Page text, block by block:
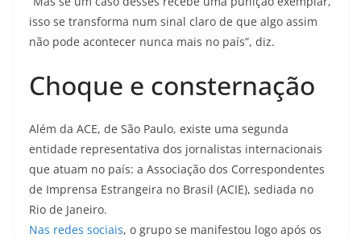
isso se transforma num sinal claro de que algo assim
não pode acontecer nunca mais no país”, diz.
Choque e consternação
Além da ACE, de São Paulo, existe uma segunda
entidade representativa dos jornalistas internacionais
que atuam no país: a Associação dos Correspondentes
de Imprensa Estrangeira no Brasil (ACIE), sediada no
Rio de Janeiro.
Nas redes sociais, o grupo se manifestou logo após os